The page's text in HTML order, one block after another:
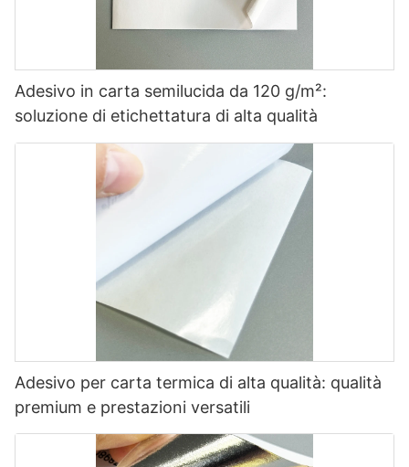
Adesivo in carta semilucida da 120 g/m²:
soluzione di etichettatura di alta qualità
Adesivo per carta termica di alta qualità: qualità
premium e prestazioni versatili